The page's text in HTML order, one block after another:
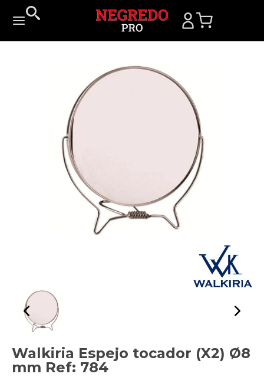
Walkiria Espejo tocador (X2) Ø8
mm Ref: 784